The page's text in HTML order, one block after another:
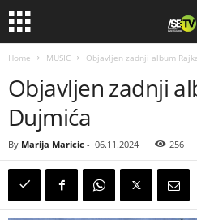
Home MUSIC Objavljen zadnji album
Objavljen zadnji
Dujmića
By Marija Maricic - 06.11.2024 256